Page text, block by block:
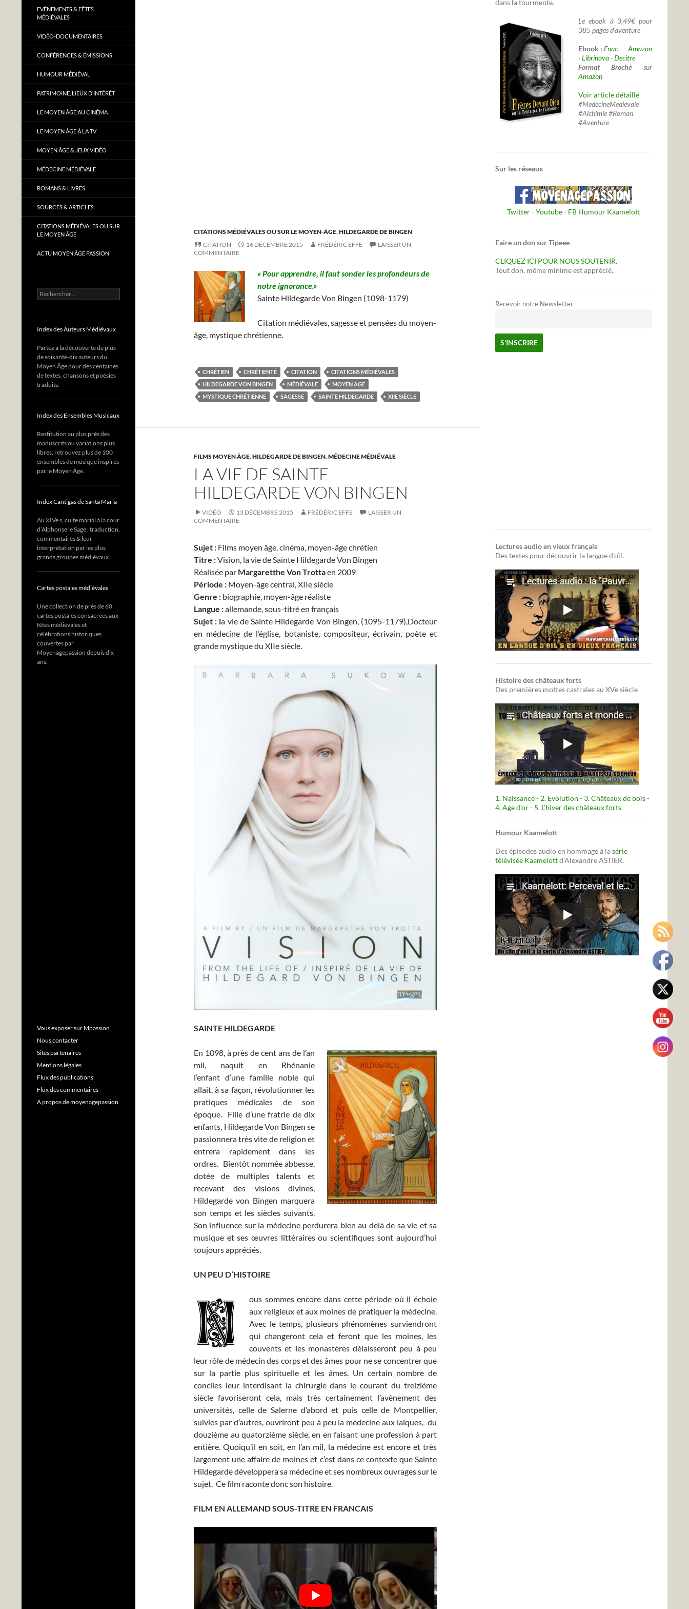
CITATIONS MÉDIÉVALES OU SUR LE MOYEN-ÂGE,HILDEGARDE DE BINGEN
CITATION
16 DÉCEMBRE 2015 FRÉDÉRIC EFFE
LAISSER UN
COMMENTAIRE
« Pour apprendre, il faut sonder les profondeurs de
notre ignorance.»
Sainte Hildegarde Von Bingen (1098-1179)
Citation médiévales, sagesse et pensées du moyen-
âge, mystique chrétienne.
CHRÉTIEN CHRÉTIENTÉ CITATION
CITATIONS MÉDIÉVALES
HILDEGARDE VON BINGEN
MÉDIÉVALE
MOYEN AGE
MYSTIQUE CHRÉTIENNE
SAGESSE SAINTE HILDEGARDE XIIE SIÈCLE
FILMS MOYEN ÂGE,HILDEGARDE DE BINGEN,MÉDECINE MÉDIÉVALE
LA VIE DE SAINTE
HILDEGARDE VON BINGEN
VIDÉO 13 DÉCEMBRE 2015 FRÉDÉRIC EFFE
LAISSER UN
COMMENTAIRE
Sujet : Films moyen âge, cinéma, moyen-âge chrétien
Titre :Vision, la vie de Sainte Hildegarde Von Bingen
Réalisée par Margaretthe Von Trottaen 2009
Période : Moyen-âge central, XIIe siècle
Genre : biographie, moyen-âge réaliste
Langue :allemande, sous-titré en français
Sujet : la vie de Sainte Hildegarde Von Bingen, (1095-1179),Docteur
en médecine de l’église, botaniste, compositeur, écrivain, poète et
grande mystique du XIIe siècle.
SAINTE HILDEGARDE
En 1098, à près de cent ans de l’an
mil, naquit en Rhénanie
l’enfant d’une famille noble qui
allait, à sa façon, révolutionner les
pratiques médicales de son
époque. Fille d’une fratrie de dix
enfants, Hildegarde Von Bingen se
passionnera très vite de religion et
entrera rapidement dans les
ordres. Bientôt nommée abbesse,
dotée de multiples talents et
recevant des visions divines,
Hildegarde von Bingen marquera
son temps et les siècles suivants.
Son influence sur la médecine perdurera bien au delà de sa vie et sa
musique et ses œuvres littéraires ou scientifiques sont aujourd’hui
toujours appréciés.
UN PEU D’HISTOIRE
ous sommes encore dans cette période où il échoie
aux religieux et aux moines de pratiquer la médecine.
Avec le temps, plusieurs phénomènes surviendront
qui changeront cela et feront que les moines, les
couvents et les monastères délaisseront peu à peu
leur rôle de médecin des corps et des âmes pour ne se concentrer que
sur la partie plus spirituelle et les âmes. Un certain nombre de
conciles leur interdisant la chirurgie dans le courant du treizième
siècle favoriseront cela, mais très certainement l’avènement des
universités, celle de Salerne d’abord et puis celle de Montpellier,
suivies par d’autres, ouvriront peu à peu la médecine aux laïques, du
douzième au quatorzième siècle, en en faisant une profession à part
entière. Quoiqu’il en soit, en l’an mil, la médecine est encore et très
largement une affaire de moines et c’est dans ce contexte que Sainte
Hildegarde développera sa médecine et ses nombreux ouvrages sur le
sujet. Ce film raconte donc son histoire.
FILM EN ALLEMAND SOUS-TITRE EN FRANCAIS
dans la tourmente.
Le ebook à 3,49€ pour
385 pages d'aventure
Ebook :Fnac – Amazon
-Librinova-Decitre
Format Broché sur
Amazon
Voir article détaillé
#MedecineMedievale
#Alchimie #Roman
#Aventure
Sur les réseaux
Twitter- Youtube- FB Humour Kaamelott
Faire un don sur Tipeee
CLIQUEZ ICI POUR NOUS SOUTENIR.
Tout don, même minime est apprécié.
Recevoir notre Newsletter
Lectures audio en vieux français
Des textes pour découvrir la langue d'oïl.
Histoire des châteaux forts
Des premières mottes castrales au XVe siècle
1. Naissance- 2. Evolution - 3. Châteaux de bois-
4. Age d’or- 5. L’hiver des châteaux forts
Humour Kaamelott
Des épisodes audio en hommage à lasérie
télévisée Kaamelottd'Alexandre ASTIER.
EVÈNEMENTS & FÊTES
MÉDIÉVALES
VIDÉO-DOCUMENTAIRES
CONFÉRENCES & ÉMISSIONS
HUMOUR MÉDIÉVAL
PATRIMOINE, LIEUX D’INTÉRÊT
LE MOYEN ÂGE AU CINÉMA
LE MOYEN ÂGE À LA TV
MOYEN ÂGE & JEUX VIDÉO
MÉDECINE MÉDIÉVALE
ROMANS & LIVRES
SOURCES & ARTICLES
CITATIONS MÉDIÉVALES OU SUR
LE MOYEN ÂGE
ACTU MOYEN ÂGE PASSION
Rechercher :
Index des Auteurs Médiévaux
Partez à la découverte de plus
de soixante-dix auteurs du
Moyen Âge pour des centaines
de textes, chansons et poésies
traduits.
Index des Ensembles Musicaux
Restitution au plus près des
manuscrits ou variations plus
libres, retrouvez plus de 100
ensembles de musique inspirés
par le Moyen Âge.
Index Cantigas de Santa Maria
Au XIVe s, culte marial à la cour
d’Alphonse le Sage : traduction,
commentaires & leur
interprétation par les plus
grands groupes médiévaux.
Cartes postales médiévales
Une collection de près de 60
cartes postales consacrées aux
fêtes médiévales et
célébrations historiques
couvertes par
Moyenagepassion depuis dix
ans.
Vous exposer sur Mpassion
Nous contacter
Sites partenaires
Mentions légales
Flux des publications
Flux des commentaires
A propos de moyenagepassion